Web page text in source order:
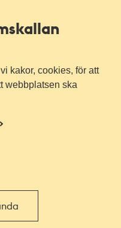
kakor, cookies, för att
webbplatsen ska